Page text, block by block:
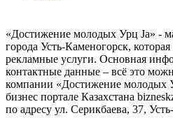
«Достижение молодых Урц Ja» -
города Усть-Каменогорск,
рекламные услуги. Основная
контактные данные – всё это
компании «Достижение молодых
бизнес портале Казахстана
по адресу ул. Серикбаева, 37,